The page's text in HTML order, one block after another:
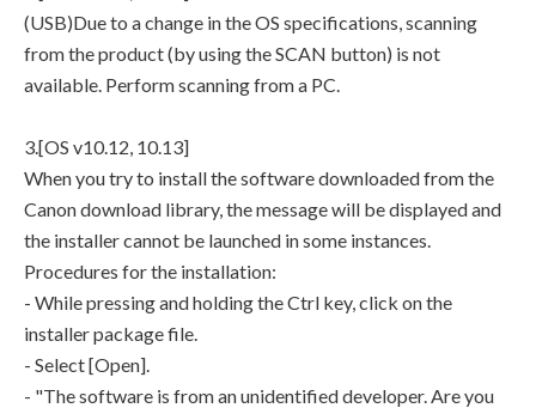
(USB)Due to a change in the OS specifications, scanning
from the product (by using the SCAN button) is not
available. Perform scanning from a PC.
3.[OS v10.12, 10.13]
When you try to install the software downloaded from the
Canon download library, the message will be displayed and
the installer cannot be launched in some instances.
Procedures for the installation:
- While pressing and holding the Ctrl key, click on the
installer package file.
- Select [Open].
- "The software is from an unidentified developer. Are you